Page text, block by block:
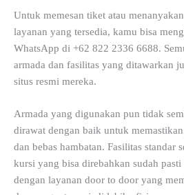
Untuk memesan tiket atau
layanan yang tersedia, kamu bisa
WhatsApp di +62 822 2336 6688.
armada dan fasilitas yang ditawarkan
situs resmi mereka.
Armada yang digunakan pun tidak
dirawat dengan baik untuk
dan bebas hambatan. Fasilitas standar
kursi yang bisa direbahkan sudah
dengan layanan door to door yang